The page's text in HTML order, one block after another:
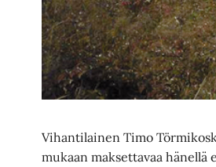
Vihantilainen Timo
mukaan maksettavaa hänellä